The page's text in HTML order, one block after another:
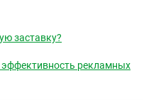
заставку?
рекламных